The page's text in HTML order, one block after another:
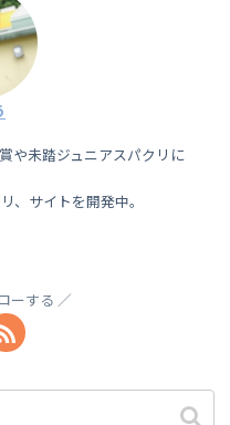
や未踏ジュニアスパクリに
、サイトを開発中。
ーする